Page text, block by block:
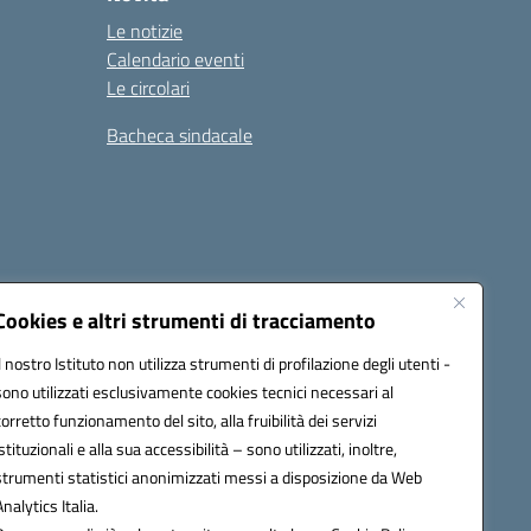
e altri strumenti di tracciamento
nostro Istituto non utilizza strumenti di profilazione degli utenti -
utilizzati esclusivamente cookies tecnici necessari al
funzionamento del sito, alla fruibilità dei servizi
e alla sua accessibilità – sono utilizzati, inoltre,
statistici anonimizzati messi a disposizione da Web
Italia.
Le notizie
Calendario eventi
Le circolari
Bacheca sindacale
Seguici su:
(PEC):tpis002005@pec.istruzione.it